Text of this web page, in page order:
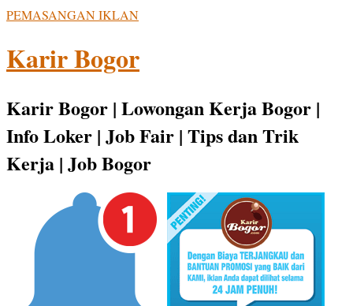
PEMASANGAN IKLAN
Karir Bogor
Karir Bogor | Lowongan Kerja Bogor |
Info Loker | Job Fair | Tips dan Trik
Kerja | Job Bogor